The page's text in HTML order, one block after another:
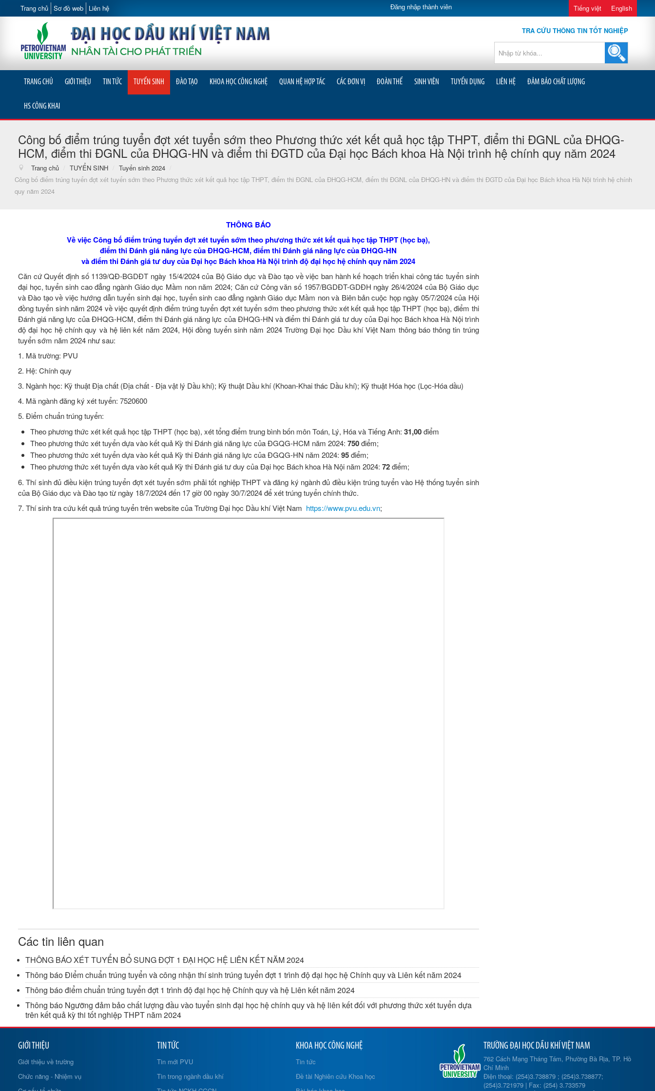
Trang chủ Sơ đồ web Liên hệ Đăng nhập thành viên Tiếng việt English
TRA CỨU THÔNG TIN TỐT NGHIỆP
TRANG CHỦ GIỚI THIỆU TIN TỨC TUYỂN SINH ĐÀO TẠO KHOA HỌC CÔNG NGHỆ QUAN HỆ HỢP TÁC CÁC ĐƠN VỊ ĐOÀN THỂ SINH VIÊN TUYỂN DỤNG LIÊN HỆ ĐẢM BẢO CHẤT LƯỢNG
HS CÔNG KHAI
Công bố điểm trúng tuyển đợt xét tuyển sớm theo Phương thức xét kết quả học tập THPT, điểm thi ĐGNL của ĐHQG-
HCM, điểm thi ĐGNL của ĐHQG-HN và điểm thi ĐGTD của Đại học Bách khoa Hà Nội trình hệ chính quy năm 2024
Trang chủ / TUYỂN SINH / Tuyển sinh 2024
/
Công bố điểm trúng tuyển đợt xét tuyển sớm theo Phương thức xét kết quả học tập THPT, điểm thi ĐGNL của ĐHQG-HCM, điểm thi ĐGNL của ĐHQG-HN và điểm thi ĐGTD của Đại học Bách khoa Hà Nội trình hệ chính
quy năm 2024
THÔNG BÁO
Về việc Công bố điểm trúng tuyển đợt xét tuyển sớm theo phương thức xét kết quả học tập THPT (học bạ),
điểm thi Đánh giá năng lực của ĐHQG-HCM, điểm thi Đánh giá năng lực của ĐHQG-HN
và điểm thi Đánh giá tư duy của Đại học Bách khoa Hà Nội trình độ đại học hệ chính quy năm 2024
Căn cứ Quyết định số 1139/QĐ-BGDĐT ngày 15/4/2024 của Bộ Giáo dục và Đào tạo về việc ban hành kế hoạch triển khai công tác tuyển sinh
đại học, tuyển sinh cao đẳng ngành Giáo dục Mầm non năm 2024; Căn cứ Công văn số 1957/BGDĐT-GDĐH ngày 26/4/2024 của Bộ Giáo dục
và Đào tạo về việc hướng dẫn tuyển sinh đại học, tuyển sinh cao đẳng ngành Giáo dục Mầm non và Biên bản cuộc họp ngày 05/7/2024 của Hội
đồng tuyển sinh năm 2024 về việc quyết định điểm trúng tuyển đợt xét tuyển sớm theo phương thức xét kết quả học tập THPT (học bạ), điểm thi
Đánh giá năng lực của ĐHQG-HCM, điểm thi Đánh giá năng lực của ĐHQG-HN và điểm thi Đánh giá tư duy của Đại học Bách khoa Hà Nội trình
độ đại học hệ chính quy và hệ liên kết năm 2024, Hội đồng tuyển sinh năm 2024 Trường Đại học Dầu khí Việt Nam thông báo thông tin trúng
tuyển sớm năm 2024 như sau:
1. Mã trường: PVU
2. Hệ: Chính quy
3. Ngành học: Kỹ thuật Địa chất (Địa chất - Địa vật lý Dầu khí); Kỹ thuật Dầu khí (Khoan-Khai thác Dầu khí); Kỹ thuật Hóa học (Lọc-Hóa dầu)
4. Mã ngành đăng ký xét tuyển: 7520600
5. Điểm chuẩn trúng tuyển:
Theo phương thức xét kết quả học tập THPT (học bạ), xét tổng điểm trung bình bốn môn Toán, Lý, Hóa và Tiếng Anh: 31,00điểm
Theo phương thức xét tuyển dựa vào kết quả Kỳ thi Đánh giá năng lực của ĐGQG-HCM năm 2024: 750điểm;
Theo phương thức xét tuyển dựa vào kết quả Kỳ thi Đánh giá năng lực của ĐGQG-HN năm 2024: 95điểm;
Theo phương thức xét tuyển dựa vào kết quả Kỳ thi Đánh giá tư duy của Đại học Bách khoa Hà Nội năm 2024: 72điểm;
6. Thí sinh đủ điều kiện trúng tuyển đợt xét tuyển sớm phải tốt nghiệp THPT và đăng ký ngành đủ điều kiện trúng tuyển vào Hệ thống tuyển sinh
của Bộ Giáo dục và Đào tạo từ ngày 18/7/2024 đến 17 giờ 00 ngày 30/7/2024 để xét trúng tuyển chính thức.
7. Thí sinh tra cứu kết quả trúng tuyển trên website của Trường Đại học Dầu khí Việt Nam https://www.pvu.edu.vn;
Các tin liên quan
THÔNG BÁO XÉT TUYỂN BỔ SUNG ĐỢT 1 ĐẠI HỌC HỆ LIÊN KẾT NĂM 2024
Thông báo Điểm chuẩn trúng tuyển và công nhận thí sinh trúng tuyển đợt 1 trình độ đại học hệ Chính quy và Liên kết năm 2024
Thông báo điểm chuẩn trúng tuyển đợt 1 trình độ đại học hệ Chính quy và hệ Liên kết năm 2024
Thông báo Ngưỡng đảm bảo chất lượng đầu vào tuyển sinh đại học hệ chính quy và hệ liên kết đối với phương thức xét tuyển dựa
trên kết quả kỳ thi tốt nghiệp THPT năm 2024
GIỚI THIỆU
Giới thiệu về trường
Chức năng - Nhiệm vụ
TIN TỨC
Tin mới PVU
Tin trong ngành dầu khí
KHOA HỌC CÔNG NGHỆ
Tin tức
Đề tài Nghiên cứu Khoa học
TRƯỜNG ĐẠI HỌC DẦU KHÍ VIỆT NAM
762 Cách Mạng Tháng Tám, Phường Bà Rịa, TP. Hồ
Chí Minh
Điện thoại: (254)3.738879 ; (254)3.738877;
(254)3.721979 | Fax: (254) 3.733579